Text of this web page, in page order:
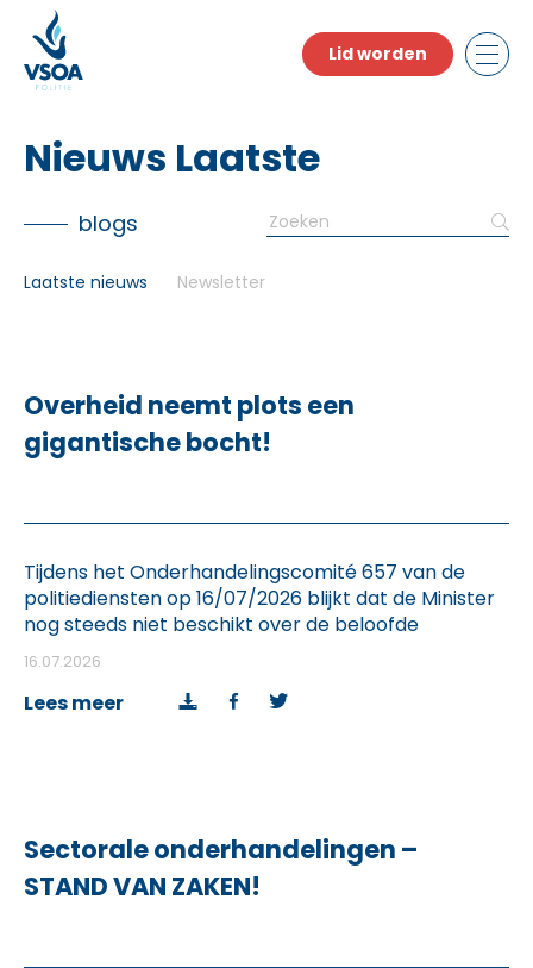
the
content
Lid worden
Nieuws Laatste
blogs
Laatste nieuws Newsletter
Search
Overheid neemt plots een
gigantische bocht!
Tijdens het Onderhandelingscomité 657 van de
politiediensten op 16/07/2026 blijkt dat de Minister
nog steeds niet beschikt over de beloofde
enveloppe van 60 miljoen euro. Een bedrag
beschikbaar was. De vier vakbonden van het
16.07.2026
Lees meer
Sectorale onderhandelingen –
STAND VAN ZAKEN!